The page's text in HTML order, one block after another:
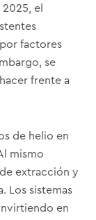
el
factores
se
frente a
de helio en
mismo
extracción y
Los sistemas
en